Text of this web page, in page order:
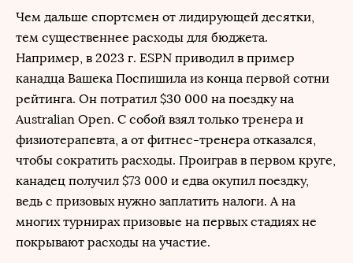
Чем дальше спортсмен от лидирующей десятки,
тем существеннее расходы для бюджета.
Например, в 2023 г. ESPN приводил в пример
канадца Вашека Поспишила из конца первой сотни
рейтинга. Он потратил $30 000 на поездку на
Australian Open. С собой взял только тренера и
физиотерапевта, а от фитнес-тренера отказался,
чтобы сократить расходы. Проиграв в первом круге,
канадец получил $73 000 и едва окупил поездку,
ведь с призовых нужно заплатить налоги. А на
многих турнирах призовые на первых стадиях не
покрывают расходы на участие.